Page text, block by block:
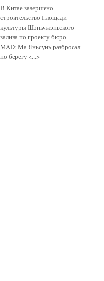
В Китае завершено
строительство Площади
культуры Шэньчжэньского
залива по проекту бюро
MAD: Ма Яньсунь разбросал
по берегу <...>